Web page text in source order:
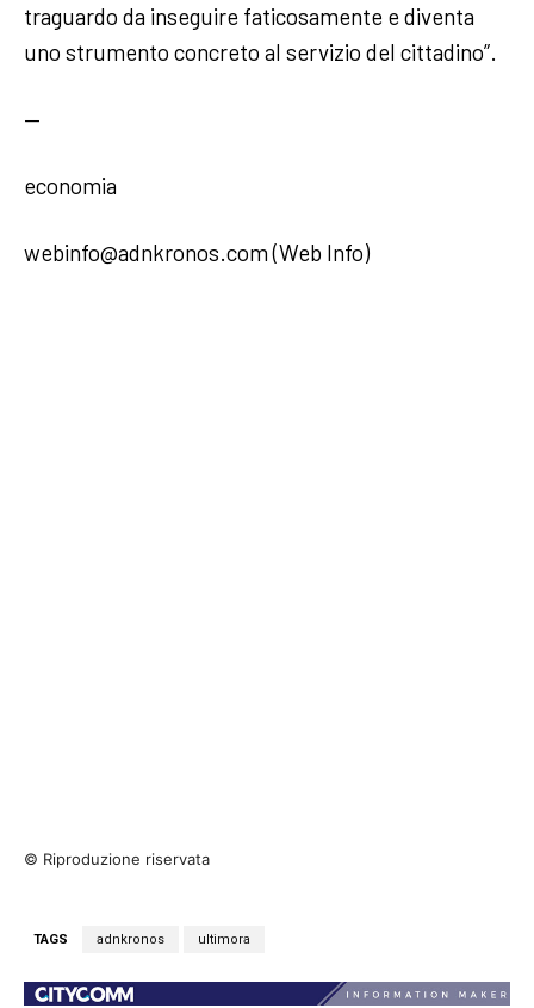
traguardo da inseguire faticosamente e diventa
uno strumento concreto al servizio del cittadino”.
—
economia
webinfo@adnkronos.com (Web Info)
© Riproduzione riservata
TAGS adnkronos ultimora